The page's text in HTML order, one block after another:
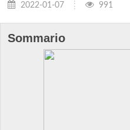
2022-01-07 991
Sommario